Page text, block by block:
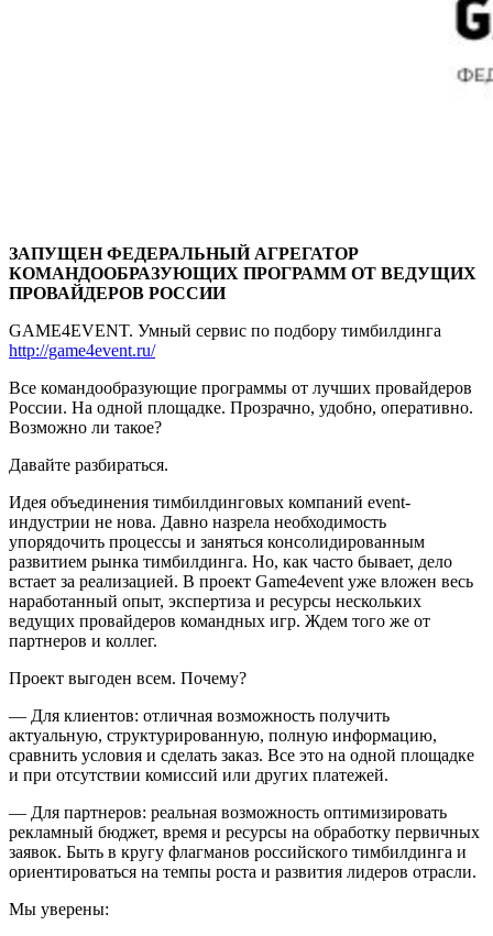
ЗАПУЩЕН ФЕДЕРАЛЬНЫЙ АГРЕГАТОР
КОМАНДООБРАЗУЮЩИХ ПРОГРАММ ОТ ВЕДУЩИХ
ПРОВАЙДЕРОВ РОССИИ
GAME4EVENT. Умный сервис по подбору тимбилдинга
http://game4event.ru/
Все командообразующие программы от лучших провайдеров
России. На одной площадке. Прозрачно, удобно, оперативно.
Возможно ли такое?
Давайте разбираться.
Идея объединения тимбилдинговых компаний event-
индустрии не нова. Давно назрела необходимость
упорядочить процессы и заняться консолидированным
развитием рынка тимбилдинга. Но, как часто бывает, дело
встает за реализацией. В проект Game4event уже вложен весь
наработанный опыт, экспертиза и ресурсы нескольких
ведущих провайдеров командных игр. Ждем того же от
партнеров и коллег.
Проект выгоден всем. Почему?
— Для клиентов: отличная возможность получить
актуальную, структурированную, полную информацию,
сравнить условия и сделать заказ. Все это на одной площадке
и при отсутствии комиссий или других платежей.
— Для партнеров: реальная возможность оптимизировать
рекламный бюджет, время и ресурсы на обработку первичных
заявок. Быть в кругу флагманов российского тимбилдинга и
ориентироваться на темпы роста и развития лидеров отрасли.
Мы уверены: